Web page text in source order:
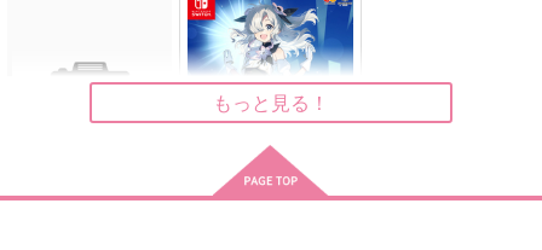
容疑者は推しカプ殺人
赤井秀一×安室透
aly’s illust log book
vol.2
ありの巣
円
名探偵コナン
赤井秀一×安室透
asterism
専売 1,572
もっと見る！